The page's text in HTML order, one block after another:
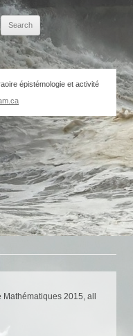
épistémologie et activité
2015, all